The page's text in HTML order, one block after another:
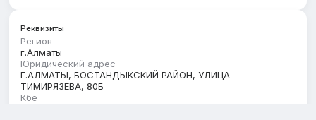
Реквизиты
Регион
г.Алматы
Юридический адрес
Г.АЛМАТЫ, БОСТАНДЫКСКИЙ РАЙОН, УЛИЦА
ТИМИРЯЗЕВА, 80Б
Кбе